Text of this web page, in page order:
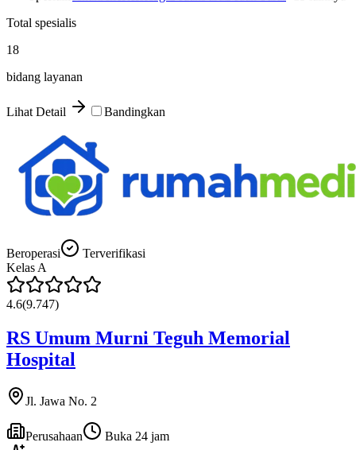
Total spesialis
18
bidang layanan
Lihat Detail Bandingkan
Beroperasi
Terverifikasi
Kelas A
4.6(9.747)
RS Umum Murni Teguh Memorial
Hospital
Jl. Jawa No. 2
Perusahaan
Buka 24 jam